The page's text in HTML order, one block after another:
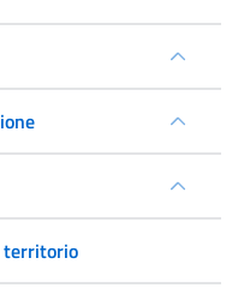
territorio